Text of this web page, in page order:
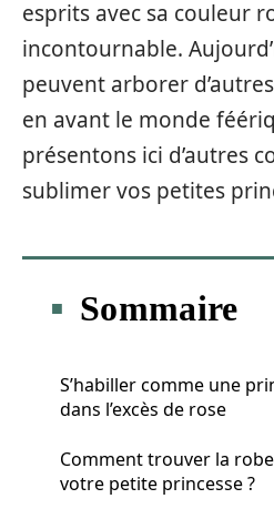
esprits avec sa couleur
incontournable.
peuvent arborer
en avant le monde
présentons ici d’autres
sublimer vos petites
Sommaire
S’habiller comme une
dans l’excès de rose
Comment trouver la
votre petite princesse ?